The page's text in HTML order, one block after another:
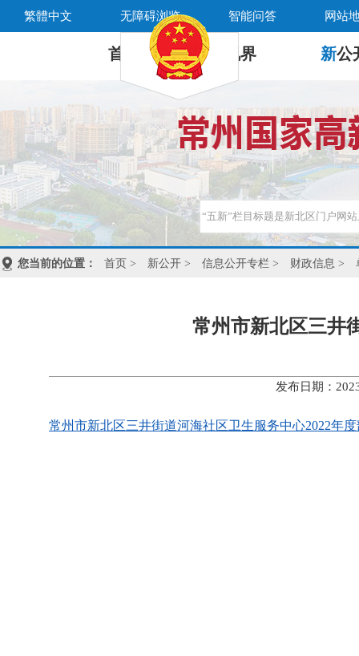
繁體中文 无障碍浏览 智能问答 网站
首 页 新 视界 新公
您当前的位置： 首页 > 新公开 > 信息公开专栏 > 财政信息 >
常州市新北区三井
发布日期：
常州市新北区三井街道河海社区卫生服务中心2022年